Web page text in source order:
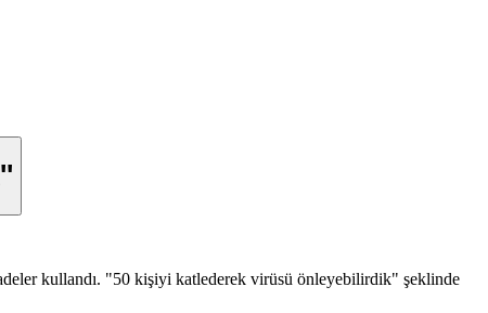
kullandı. "50 kişiyi katlederek virüsü önleyebilirdik" şeklinde